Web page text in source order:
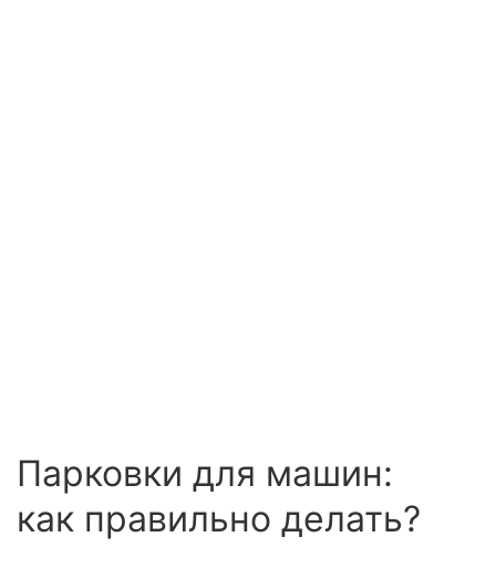
Парковки для машин:
как правильно делать?